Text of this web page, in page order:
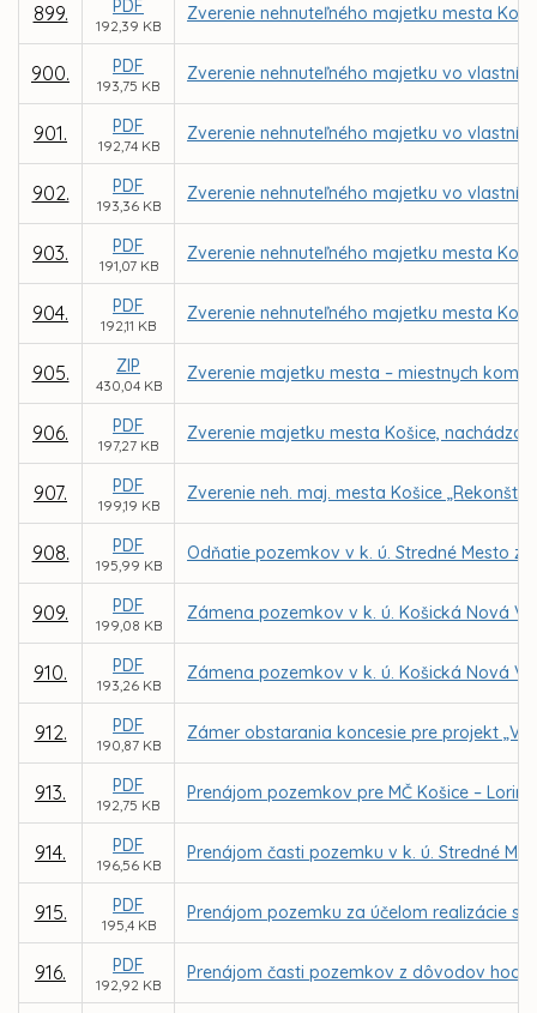
899. PDF
192,39 KB
Zverenie nehnuteľného majetku mesta
900. PDF
193,75 KB
Zverenie nehnuteľného majetku vo
901. PDF
192,74 KB
Zverenie nehnuteľného majetku vo
902. PDF
193,36 KB
Zverenie nehnuteľného majetku vo
903. PDF
191,07 KB
Zverenie nehnuteľného majetku mesta
904. PDF
192,11 KB
Zverenie nehnuteľného majetku mesta
905. ZIP
430,04 KB
Zverenie majetku mesta – miestnych
906. PDF
197,27 KB
Zverenie majetku mesta Košice,
907. PDF
199,19 KB
Zverenie neh. maj. mesta Košice
908. PDF
195,99 KB
Odňatie pozemkov v k. ú. Stredné Mesto
909. PDF
199,08 KB
Zámena pozemkov v k. ú. Košická Nová
910. PDF
193,26 KB
Zámena pozemkov v k. ú. Košická Nová
912. PDF
190,87 KB
Zámer obstarania koncesie pre projekt
913. PDF
192,75 KB
Prenájom pozemkov pre MČ Košice –
914. PDF
196,56 KB
Prenájom časti pozemku v k. ú. Stredné
915. PDF
195,4 KB
Prenájom pozemku za účelom realizácie
916. PDF
192,92 KB
Prenájom časti pozemkov z dôvodov